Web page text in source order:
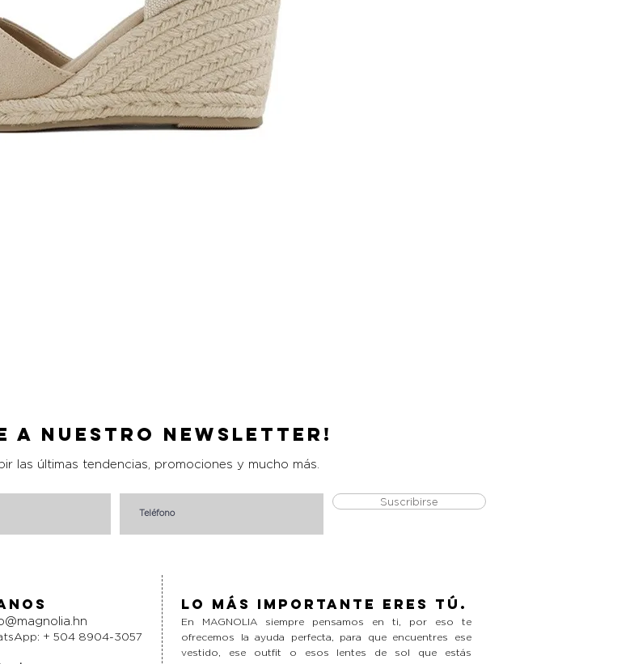
a nuestro Newsletter!
las últimas tendencias, promociones y mucho más.
Suscribirse
+ 504 8904-3057
Lo más importante eres tú.
En MAGNOLIA siempre pensamos en ti, por eso te
ofrecemos la ayuda perfecta, para que encuentres ese
vestido, ese outfit o esos lentes de sol que estás